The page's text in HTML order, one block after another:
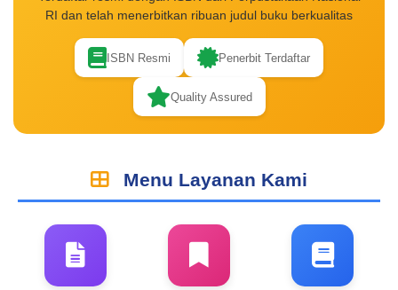
RI dan telah menerbitkan ribuan judul buku berkualitas
ISBN Resmi Penerbit Terdaftar
Quality Assured
Menu Layanan Kami